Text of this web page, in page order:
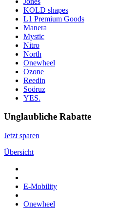
KOLD shapes
L1 Premium Goods
Manera
Mystic
Nitro
North
Onewheel
Ozone
Reedin
Soöruz
YES.
Unglaubliche Rabatte
Jetzt sparen
Übersicht
E-Mobility
Onewheel